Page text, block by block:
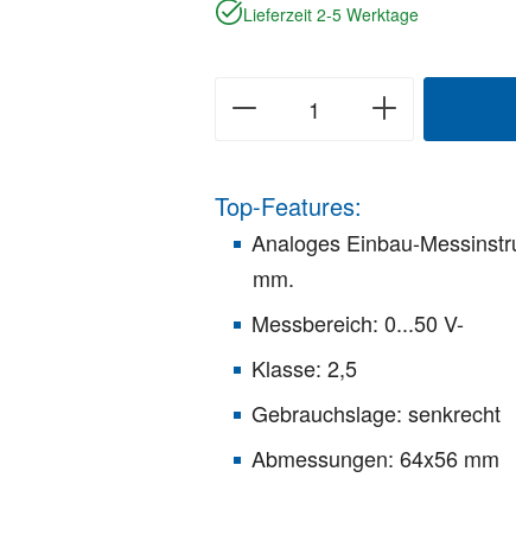
Lieferzeit 2-5 Werktage
Top-Features:
Analoges Einbau-
mm.
Messbereich: 0...50 V-
Klasse: 2,5
Gebrauchslage: senkrecht
Abmessungen: 64x56 mm